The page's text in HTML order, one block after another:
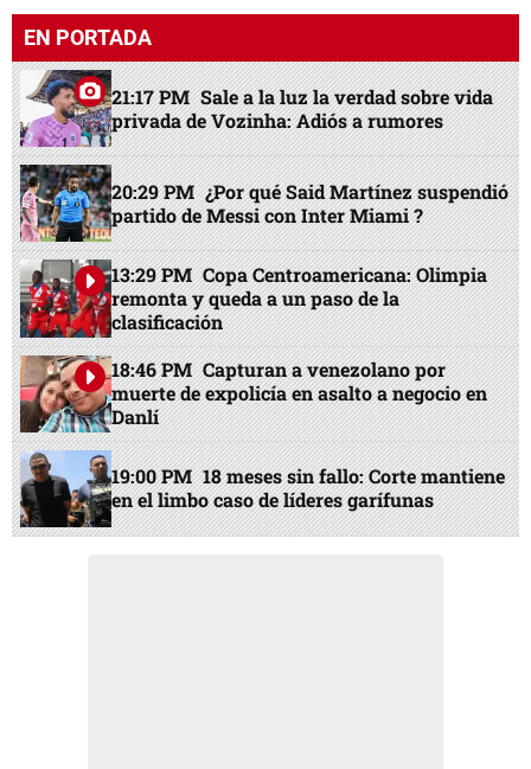
EN PORTADA
21:17 PM Sale a la luz la verdad sobre vida
privada de Vozinha: Adiós a rumores
20:29 PM ¿Por qué Said Martínez suspendió
partido de Messi con Inter Miami ?
13:29 PM Copa Centroamericana: Olimpia
remonta y queda a un paso de la
clasificación
18:46 PM Capturan a venezolano por
muerte de expolicía en asalto a negocio en
Danlí
19:00 PM 18 meses sin fallo: Corte mantiene
en el limbo caso de líderes garífunas